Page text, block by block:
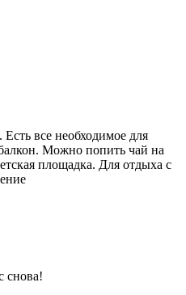
Есть все необходимое для
Можно попить чай на
площадка. Для отдыха с
снова!